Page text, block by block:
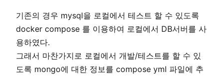
기존의 경우 mysql을 로컬에서 테스트 할 수 있도록
docker compose 를 이용하여 로컬에서 DB서버를 사
용하였다.
그래서 마찬가지로 로컬에서 개발/테스트를 할 수 있
도록 mongo에 대한 정보를 compose yml 파일에 추